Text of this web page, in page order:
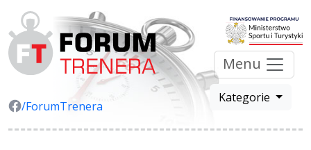
/ForumTrenera
Menu
Kategorie